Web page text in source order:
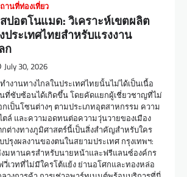
านที่ท่องเที่ยว
ปอตโนแมด: วิเคราะห์เขตผลิต
ระเทศไทยสำหรับแรงงาน
ก
July 30, 2026
งานทางไกลในประเทศไทยนั้นไม่ได้เป็นเนื้อ
ที่ซับซ้อนได้เกิดขึ้น โดยคัดแยกผู้เชี่ยวชาญที่ไม่
เป็นโซนต่างๆ ตามประเภทอุตสาหกรรม ความ
ตล์ และความอดทนต่อความวุ่นวายของเมือง
กต่างทางภูมิศาสตร์นี้เป็นสิ่งสำคัญสำหรับใคร
รุงผลงานของตนในสยามประเทศ กรุงเทพฯ:
มหานครสำหรับนายหน้าและฟรีแลนซ์องค์กร
วี่เวทที่ไม่มีใครโต้แย้ง ย่านอโศกและทองหล่อ